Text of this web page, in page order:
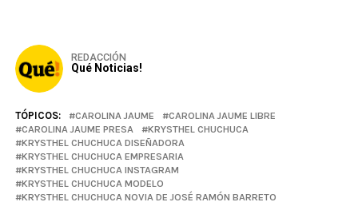
REDACCIÓN
Qué Noticias!
TÓPICOS: CAROLINA JAUME
CAROLINA JAUME LIBRE
CAROLINA JAUME PRESA
KRYSTHEL CHUCHUCA
KRYSTHEL CHUCHUCA DISEÑADORA
KRYSTHEL CHUCHUCA EMPRESARIA
KRYSTHEL CHUCHUCA INSTAGRAM
KRYSTHEL CHUCHUCA MODELO
KRYSTHEL CHUCHUCA NOVIA DE JOSÉ RAMÓN BARRETO